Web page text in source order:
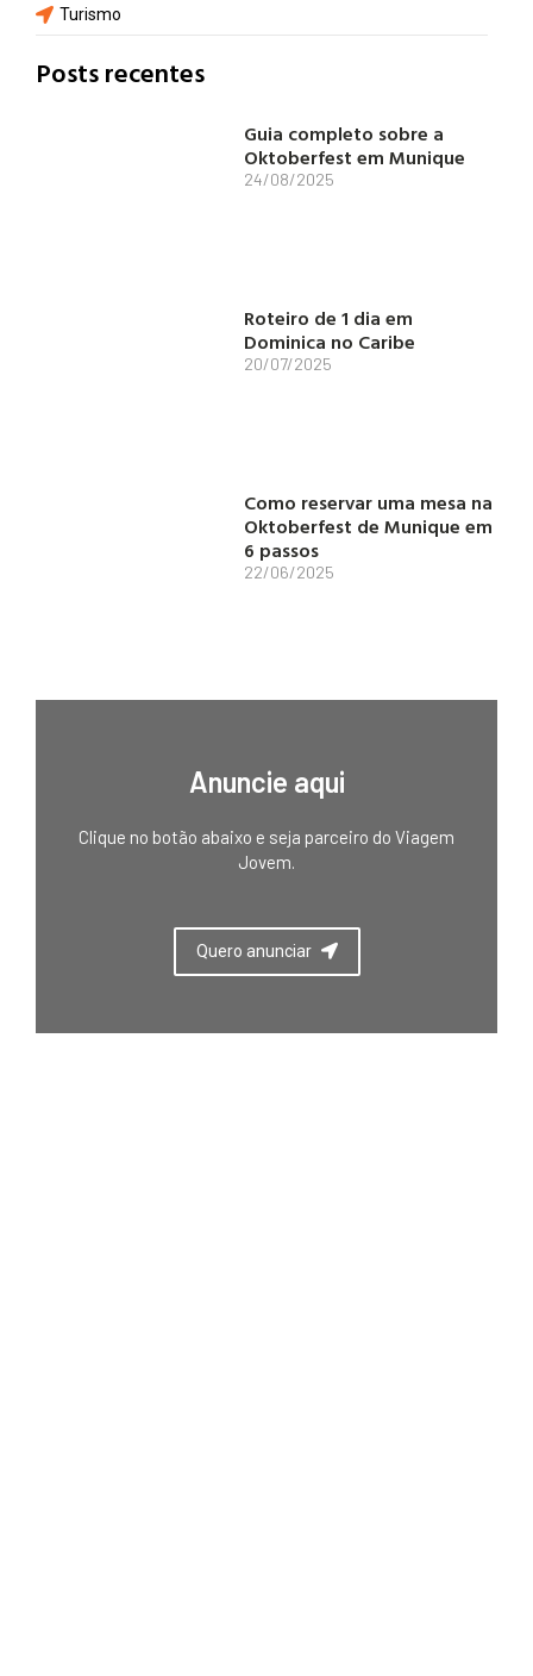
Turismo
Posts recentes
Guia completo sobre a
Oktoberfest em Munique
24/08/2025
Roteiro de 1 dia em
Dominica no Caribe
20/07/2025
Como reservar uma mesa na
Oktoberfest de Munique em
6 passos
22/06/2025
Anuncie aqui
Clique no botão abaixo e seja parceiro do Viagem
Jovem.
Quero anunciar